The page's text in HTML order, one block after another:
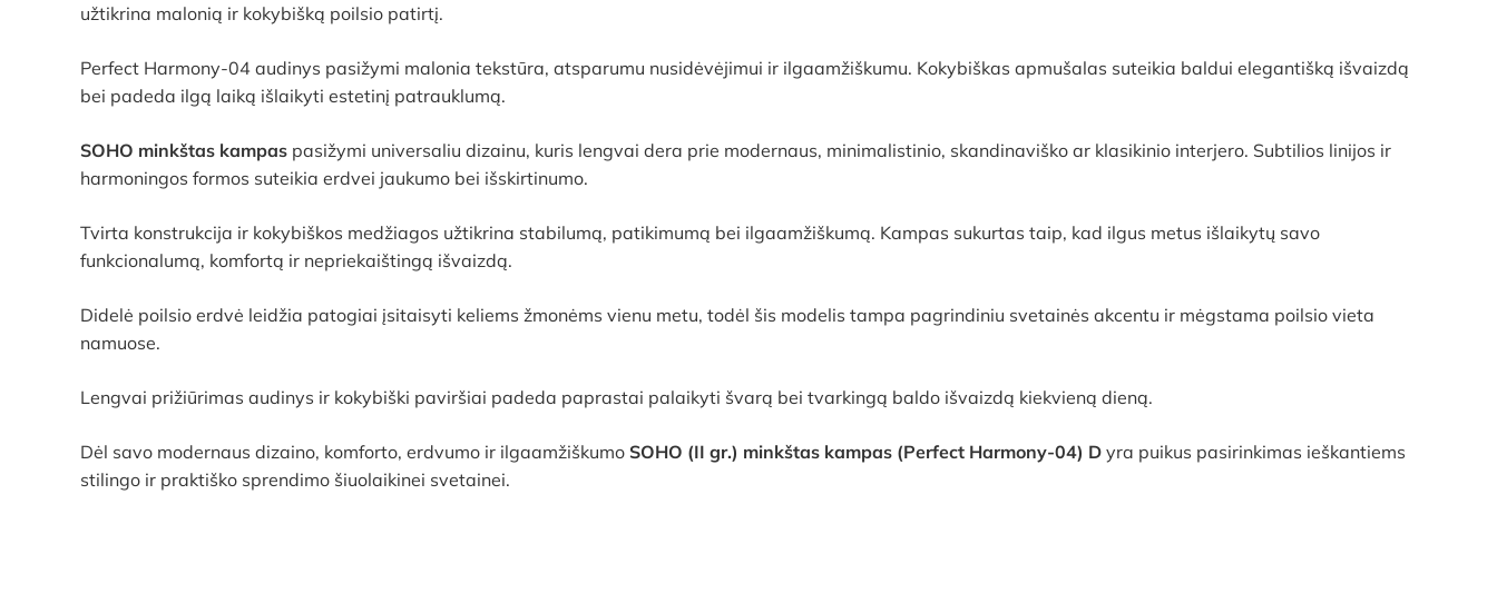
užtikrina malonią ir kokybišką poilsio patirtį.
Perfect Harmony-04 audinys pasižymi malonia tekstūra, atsparumu nusidėvėjimui ir ilgaamžiškumu. Kokybiškas apmušalas suteikia baldui elegantišką išvaizdą
bei padeda ilgą laiką išlaikyti estetinį patrauklumą.
SOHO minkštas kampas pasižymi universaliu dizainu, kuris lengvai dera prie modernaus, minimalistinio, skandinaviško ar klasikinio interjero. Subtilios linijos ir
harmoningos formos suteikia erdvei jaukumo bei išskirtinumo.
Tvirta konstrukcija ir kokybiškos medžiagos užtikrina stabilumą, patikimumą bei ilgaamžiškumą. Kampas sukurtas taip, kad ilgus metus išlaikytų savo
funkcionalumą, komfortą ir nepriekaištingą išvaizdą.
Didelė poilsio erdvė leidžia patogiai įsitaisyti keliems žmonėms vienu metu, todėl šis modelis tampa pagrindiniu svetainės akcentu ir mėgstama poilsio vieta
namuose.
Lengvai prižiūrimas audinys ir kokybiški paviršiai padeda paprastai palaikyti švarą bei tvarkingą baldo išvaizdą kiekvieną dieną.
Dėl savo modernaus dizaino, komforto, erdvumo ir ilgaamžiškumo SOHO (II gr.) minkštas kampas (Perfect Harmony-04) D yra puikus pasirinkimas ieškantiems
stilingo ir praktiško sprendimo šiuolaikinei svetainei.